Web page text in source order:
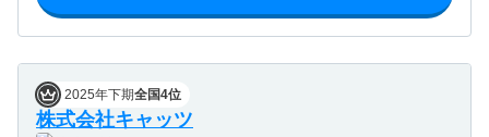
2025年下期全国4位
株式会社キャッツ